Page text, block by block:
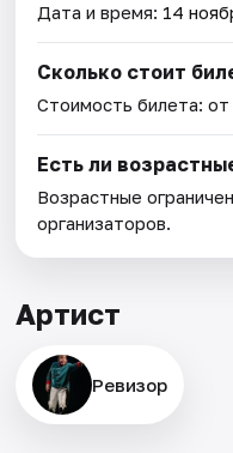
Дата и время: 14
Сколько стоит
Стоимость билета:
Есть ли
Возрастные
организаторов.
Артист
Ревизор